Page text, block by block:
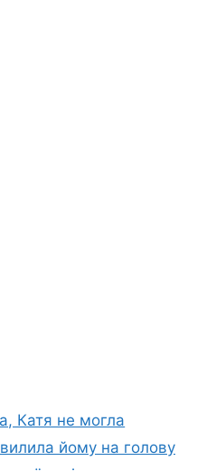
Катя не могла
йому на голову